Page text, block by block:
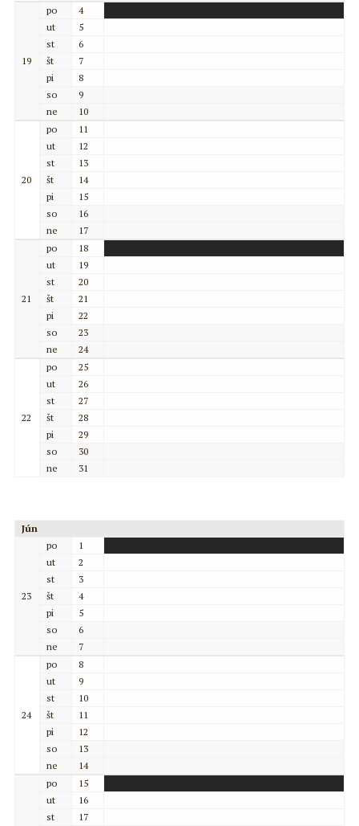
19
po
4
ut
5
st
6
št
7
pi
8
so
9
ne
10
20
po
11
ut
12
st
13
št
14
pi
15
so
16
ne
17
21
po
18
ut
19
st
20
št
21
pi
22
so
23
ne
24
22
po
25
ut
26
st
27
št
28
pi
29
so
30
ne
31
Jún
23
po
1
ut
2
st
3
št
4
pi
5
so
6
ne
7
24
po
8
ut
9
st
10
št
11
pi
12
so
13
ne
14
po
15
ut
16
st
17